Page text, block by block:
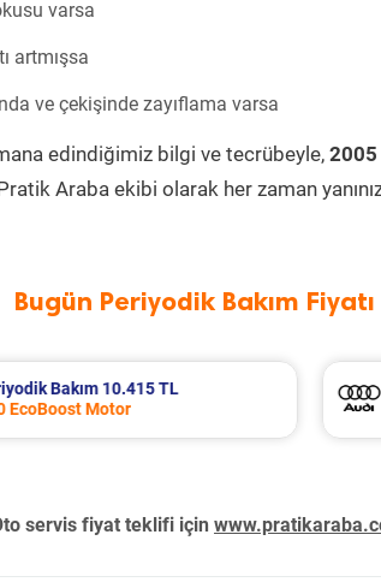
varsa
artmışsa
ve çekişinde zayıflama varsa
edindiğimiz bilgi ve tecrübeyle, 2005
Araba ekibi olarak her zaman
Bugün Periyodik Bakım
Periyodik Bakım 7.978 TL
1.0 Tfsi Motor
servis fiyat teklifi için